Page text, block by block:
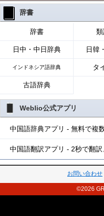
辞書
辞書
日中・中日辞典 日韓
インドネシア語辞典 タ
古語辞典
Weblio公式アプリ
中国語辞典アプリ - 無料で複
中国語翻訳アプリ - 2秒で翻
お問い合わせ
©2026